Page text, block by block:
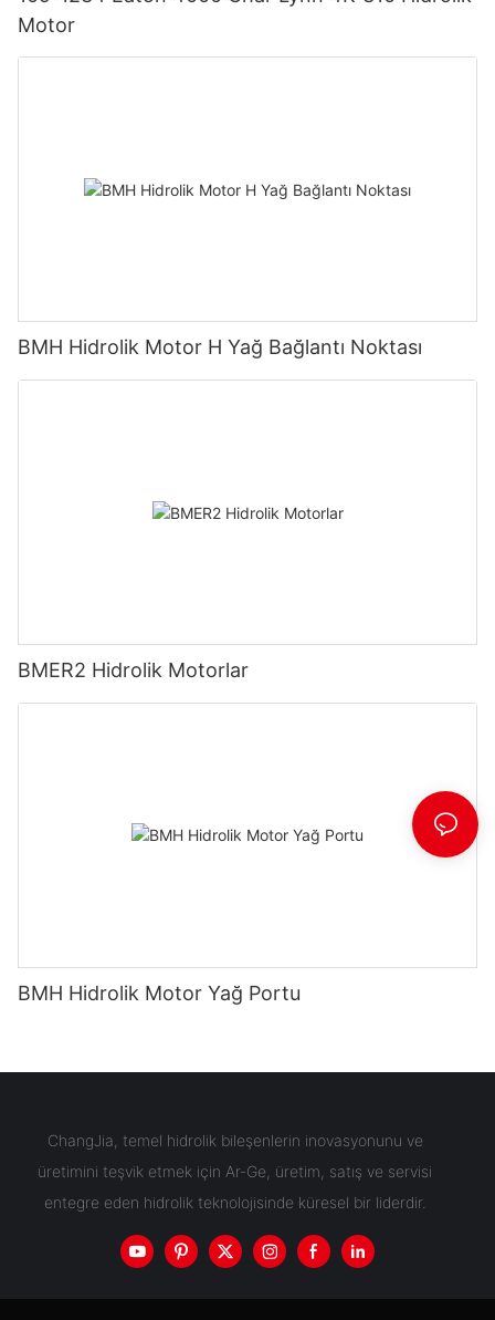
Motor
BMH Hidrolik Motor H Yağ Bağlantı Noktası
BMER2 Hidrolik Motorlar
BMH Hidrolik Motor Yağ Portu
ChangJia, temel hidrolik bileşenlerin inovasyonunu ve
üretimini teşvik etmek için Ar-Ge, üretim, satış ve servisi
entegre eden hidrolik teknolojisinde küresel bir liderdir.